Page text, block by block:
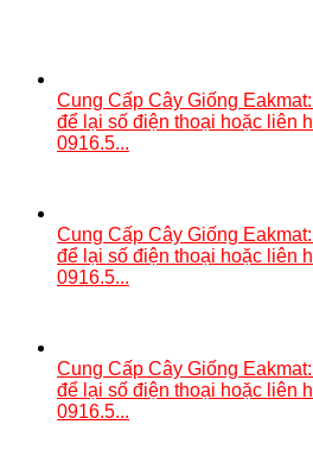
Cung Cấp Cây Giống
để lại số điện thoại hoặc liên
0916.5...
Cung Cấp Cây Giống
để lại số điện thoại hoặc liên
0916.5...
Cung Cấp Cây Giống
để lại số điện thoại hoặc liên
0916.5...